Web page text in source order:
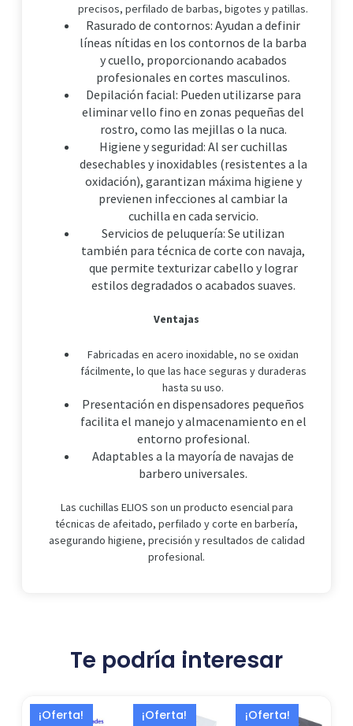
precisos, perfilado de barbas, bigotes y patillas.
Rasurado de contornos: Ayudan a definir
líneas nítidas en los contornos de la barba
y cuello, proporcionando acabados
profesionales en cortes masculinos.
Depilación facial: Pueden utilizarse para
eliminar vello fino en zonas pequeñas del
rostro, como las mejillas o la nuca.
Higiene y seguridad: Al ser cuchillas
desechables y inoxidables (resistentes a la
oxidación), garantizan máxima higiene y
previenen infecciones al cambiar la
cuchilla en cada servicio.
Servicios de peluquería: Se utilizan
también para técnica de corte con navaja,
que permite texturizar cabello y lograr
estilos degradados o acabados suaves.
Ventajas
Fabricadas en acero inoxidable, no se oxidan
fácilmente, lo que las hace seguras y duraderas
hasta su uso.
Presentación en dispensadores pequeños
facilita el manejo y almacenamiento en el
entorno profesional.
Adaptables a la mayoría de navajas de
barbero universales.
Las cuchillas ELIOS son un producto esencial para
técnicas de afeitado, perfilado y corte en barbería,
asegurando higiene, precisión y resultados de calidad
profesional.
Te podría interesar
¡Oferta!
El
¡Oferta!El
¡Oferta!El